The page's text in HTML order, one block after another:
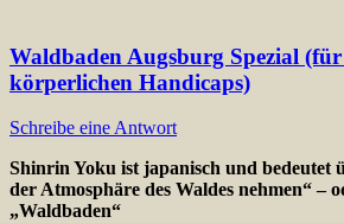
Waldbaden Augsburg Spezial
körperlichen Handicaps)
Schreibe eine Antwort
Shinrin Yoku ist japanisch und bedeutet
der Atmosphäre des Waldes nehmen“ –
„Waldbaden“